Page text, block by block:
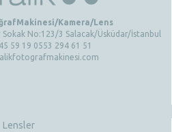
Kamera/Lens
No:123/3 Salacak/Üsküdar/İstanbul
59 19 0553 294 61 51
Lensler